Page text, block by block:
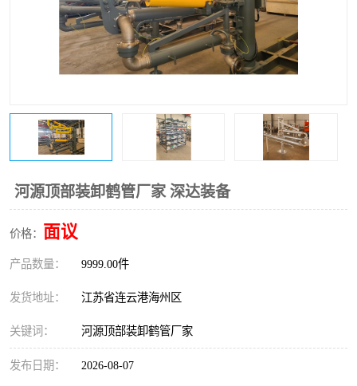
河源顶部装卸鹤管厂家 深达装备
价格： 面议
产品数量： 9999.00件
发货地址： 江苏省连云港海州区
关键词： 河源顶部装卸鹤管厂家
发布日期： 2026-08-07
火车鹤管